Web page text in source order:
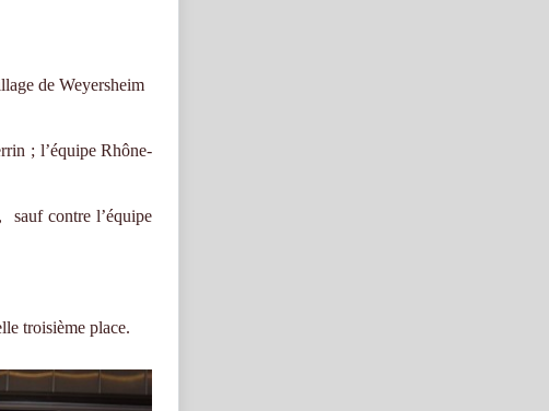
de Weyersheim
; l’équipe Rhône-
sauf contre l’équipe
troisième place.